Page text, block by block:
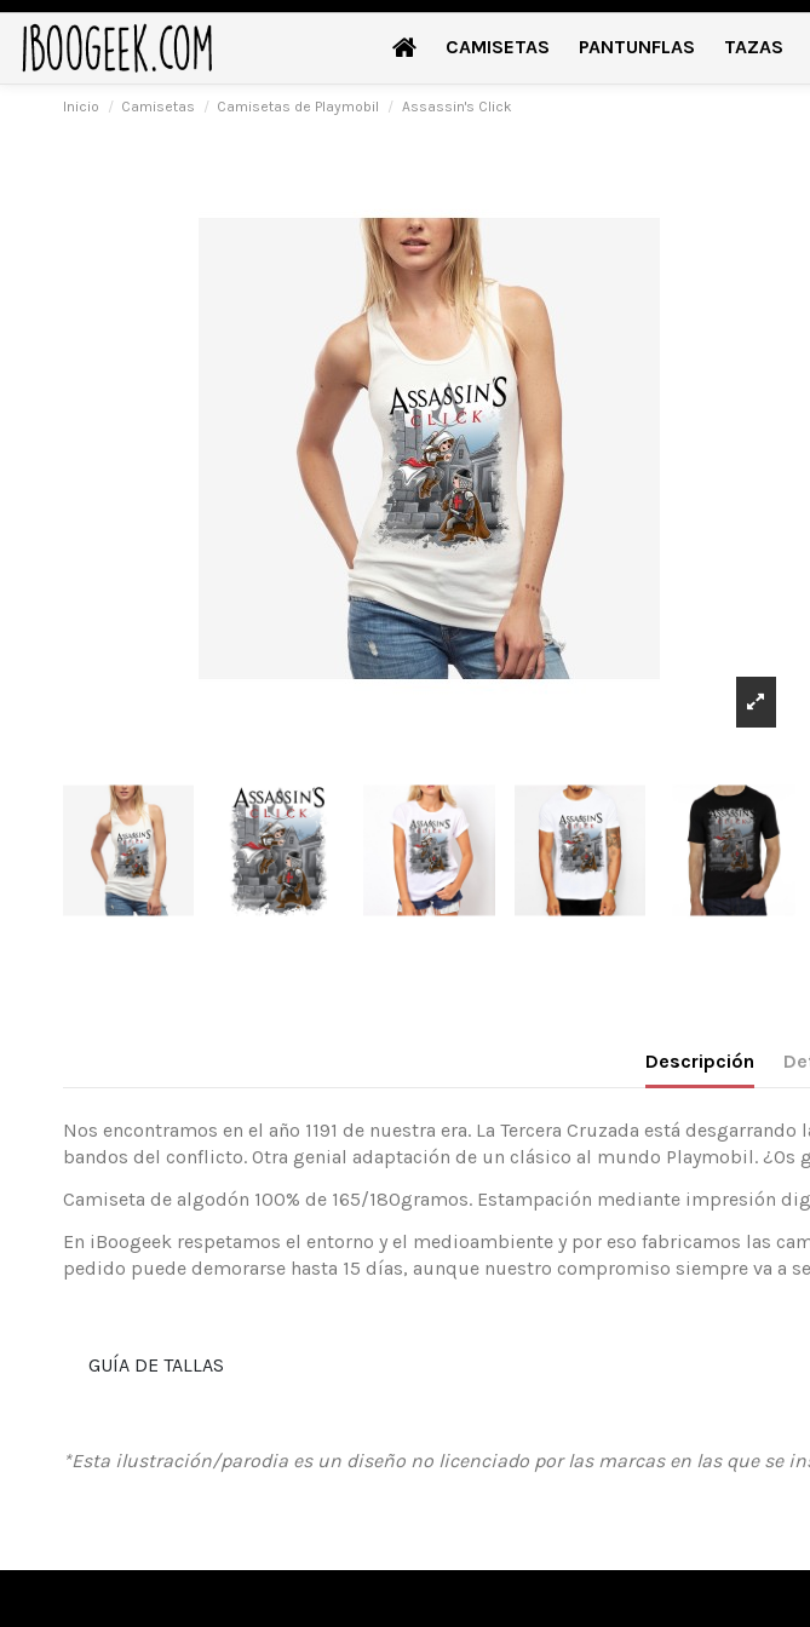
CAMISETAS PANTUNFLAS TAZAS
Inicio Camisetas Camisetas de Playmobil Assassin's Click
Descripción
Nos encontramos en el año 1191 de nuestra era. La Tercera Cruzada está
bandos del conflicto. Otra genial adaptación de un clásico al mundo Playmobil. ¿Os
Camiseta de algodón 100% de 165/180gramos. Estampación mediante impresión
En iBoogeek respetamos el entorno y el medioambiente y por eso fabricamos las
pedido puede demorarse hasta 15 días, aunque nuestro compromiso siempre va a
GUÍA DE TALLAS
*Esta ilustración/parodia es un diseño no licenciado por las marcas en las que se